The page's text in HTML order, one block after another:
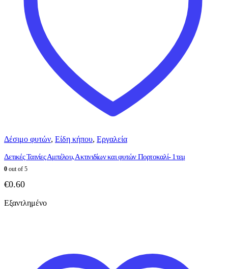
Δέσιμο φυτών, Είδη κήπου, Εργαλεία
Δετικές Ταινίες Αμπέλου, Ακτινιδίων και φυτών Πορτοκαλί- 1τεμ
0 out of 5
€0.60
Εξαντλημένο